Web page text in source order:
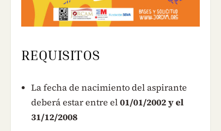
REQUISITOS
La fecha de nacimiento del aspirante
deberá estar entre el01/01/2002 y el
31/12/2008